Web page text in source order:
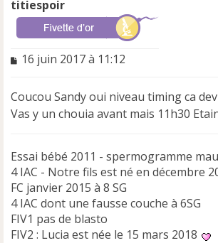
titiespoir
M
s
a
n
o
n
l
u
16 juin 2017 à 11:12
Coucou Sandy oui niveau timing ca
Vas y un chouia avant mais 11h30
Essai bébé 2011 - spermogramme
4 IAC - Notre fils est né en décembre
FC janvier 2015 à 8 SG
4 IAC dont une fausse couche à 6SG
FIV1 pas de blasto
FIV2 : Lucia est née le 15 mars 2018